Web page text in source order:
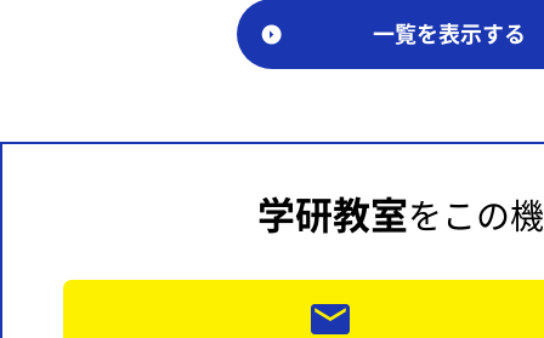
一覧を表示する
学研教室をこの